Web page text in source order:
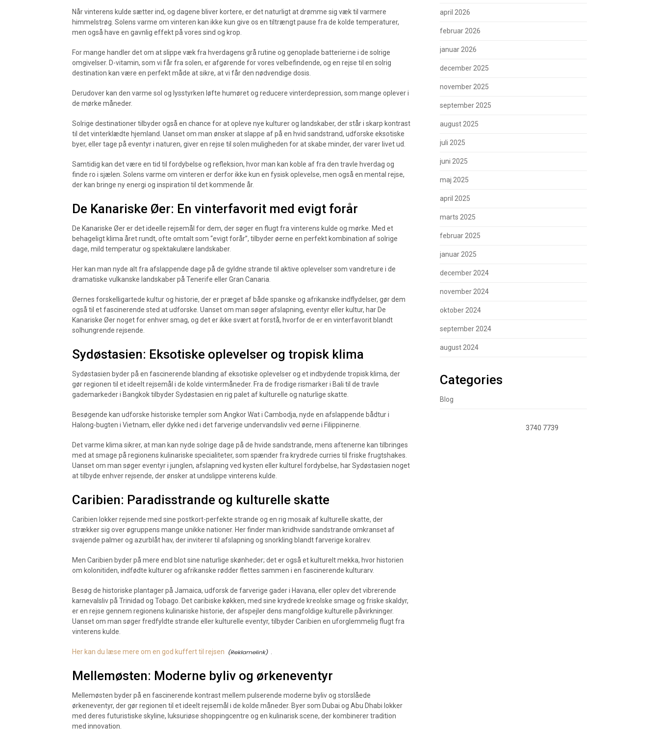
Når vinterens kulde sætter ind, og dagene bliver kortere, er det naturligt at drømme sig væk til varmere
himmelstrøg. Solens varme om vinteren kan ikke kun give os en tiltrængt pause fra de kolde temperaturer,
men også have en gavnlig effekt på vores sind og krop.
For mange handler det om at slippe væk fra hverdagens grå rutine og genoplade batterierne i de solrige
omgivelser. D-vitamin, som vi får fra solen, er afgørende for vores velbefindende, og en rejse til en solrig
destination kan være en perfekt måde at sikre, at vi får den nødvendige dosis.
Derudover kan den varme sol og lysstyrken løfte humøret og reducere vinterdepression, som mange oplever i
de mørke måneder.
Solrige destinationer tilbyder også en chance for at opleve nye kulturer og landskaber, der står i skarp kontrast
til det vinterklædte hjemland. Uanset om man ønsker at slappe af på en hvid sandstrand, udforske eksotiske
byer, eller tage på eventyr i naturen, giver en rejse til solen muligheden for at skabe minder, der varer livet ud.
Samtidig kan det være en tid til fordybelse og refleksion, hvor man kan koble af fra den travle hverdag og
finde ro i sjælen. Solens varme om vinteren er derfor ikke kun en fysisk oplevelse, men også en mental rejse,
der kan bringe ny energi og inspiration til det kommende år.
De Kanariske Øer: En vinterfavorit med evigt forår
De Kanariske Øer er det ideelle rejsemål for dem, der søger en flugt fra vinterens kulde og mørke. Med et
behageligt klima året rundt, ofte omtalt som “evigt forår”, tilbyder øerne en perfekt kombination af solrige
dage, mild temperatur og spektakulære landskaber.
Her kan man nyde alt fra afslappende dage på de gyldne strande til aktive oplevelser som vandreture i de
dramatiske vulkanske landskaber på Tenerife eller Gran Canaria.
Øernes forskelligartede kultur og historie, der er præget af både spanske og afrikanske indflydelser, gør dem
også til et fascinerende sted at udforske. Uanset om man søger afslapning, eventyr eller kultur, har De
Kanariske Øer noget for enhver smag, og det er ikke svært at forstå, hvorfor de er en vinterfavorit blandt
solhungrende rejsende.
Sydøstasien: Eksotiske oplevelser og tropisk klima
Sydøstasien byder på en fascinerende blanding af eksotiske oplevelser og et indbydende tropisk klima, der
gør regionen til et ideelt rejsemål i de kolde vintermåneder. Fra de frodige rismarker i Bali til de travle
gademarkeder i Bangkok tilbyder Sydøstasien en rig palet af kulturelle og naturlige skatte.
Besøgende kan udforske historiske templer som Angkor Wat i Cambodja, nyde en afslappende bådtur i
Halong-bugten i Vietnam, eller dykke ned i det farverige undervandsliv ved øerne i Filippinerne.
Det varme klima sikrer, at man kan nyde solrige dage på de hvide sandstrande, mens aftenerne kan tilbringes
med at smage på regionens kulinariske specialiteter, som spænder fra krydrede curries til friske frugtshakes.
Uanset om man søger eventyr i junglen, afslapning ved kysten eller kulturel fordybelse, har Sydøstasien noget
at tilbyde enhver rejsende, der ønsker at undslippe vinterens kulde.
Caribien: Paradisstrande og kulturelle skatte
Caribien lokker rejsende med sine postkort-perfekte strande og en rig mosaik af kulturelle skatte, der
strækker sig over øgruppens mange unikke nationer. Her finder man kridhvide sandstrande omkranset af
svajende palmer og azurblåt hav, der inviterer til afslapning og snorkling blandt farverige koralrev.
Men Caribien byder på mere end blot sine naturlige skønheder; det er også et kulturelt mekka, hvor historien
om kolonitiden, indfødte kulturer og afrikanske rødder flettes sammen i en fascinerende kulturarv.
Besøg de historiske plantager på Jamaica, udforsk de farverige gader i Havana, eller oplev det vibrerende
karnevalsliv på Trinidad og Tobago. Det caribiske køkken, med sine krydrede kreolske smage og friske skaldyr,
er en rejse gennem regionens kulinariske historie, der afspejler dens mangfoldige kulturelle påvirkninger.
Uanset om man søger fredfyldte strande eller kulturelle eventyr, tilbyder Caribien en uforglemmelig flugt fra
vinterens kulde.
Her kan du læse mere om en god kuffert til rejsen
Mellemøsten: Moderne byliv og ørkeneventyr
Mellemøsten byder på en fascinerende kontrast mellem pulserende moderne byliv og storslåede
ørkeneventyr, der gør regionen til et ideelt rejsemål i de kolde måneder. Byer som Dubai og Abu Dhabi lokker
med deres futuristiske skyline, luksuriøse shoppingcentre og en kulinarisk scene, der kombinerer tradition
med innovation.
april 2026
februar 2026
januar 2026
december 2025
november 2025
september 2025
august 2025
juli 2025
juni 2025
maj 2025
april 2025
marts 2025
februar 2025
januar 2025
december 2024
november 2024
oktober 2024
september 2024
august 2024
Categories
Blog
3740 7739